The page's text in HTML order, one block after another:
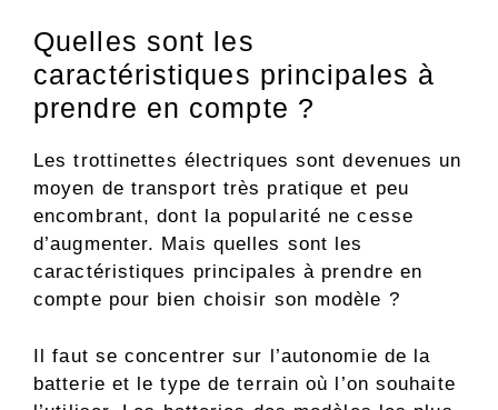
Quelles sont les
caractéristiques principales à
prendre en compte ?
Les trottinettes électriques sont devenues un
moyen de transport très pratique et peu
encombrant, dont la popularité ne cesse
d’augmenter. Mais quelles sont les
caractéristiques principales à prendre en
compte pour bien choisir son modèle ?
Il faut se concentrer sur l’autonomie de la
batterie et le type de terrain où l’on souhaite